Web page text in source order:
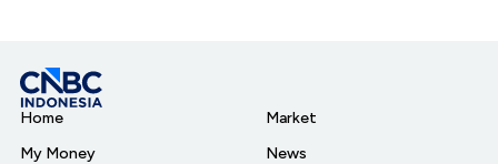
Home
My Money
Market
News